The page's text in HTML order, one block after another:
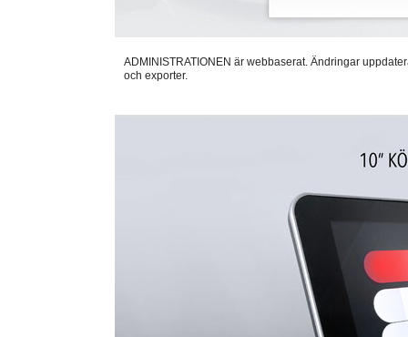
ADMINISTRATIONEN är webbaserat. Ändringar
och exporter.